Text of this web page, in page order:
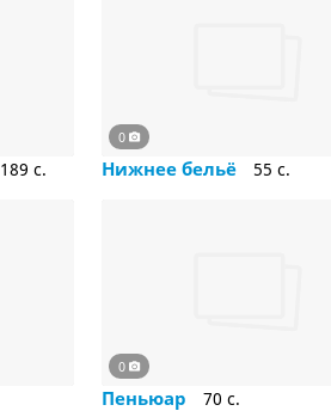
189 c.
0
Нижнее бельё 55 c.
0
Пеньюар 70 c.